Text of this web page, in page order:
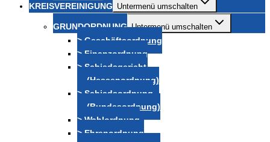
KREISVEREINIGUNG Untermenü umschalten
GRUNDORDNUNG Untermenü umschalten
> Geschäftsordnung
> Finanzordnung
> Schiedsgericht
(Hessenordnung)
> Schiedsordnung
(Bundesordnung)
> Wahlordnung
> Ehrenordnung